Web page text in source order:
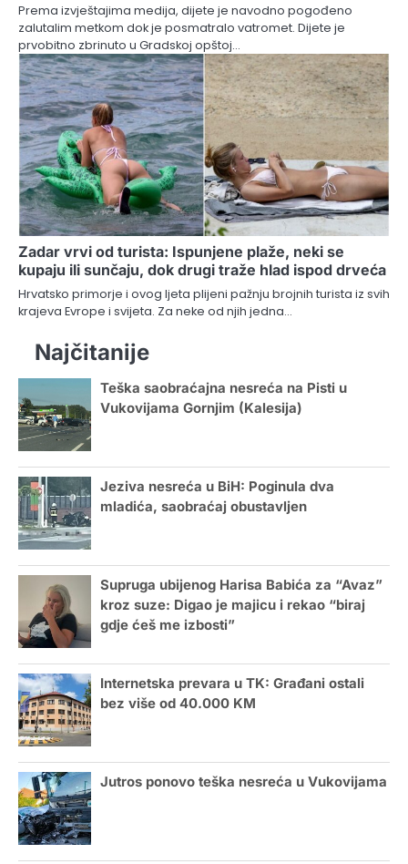
Prema izvještajima medija, dijete je navodno pogođeno
zalutalim metkom dok je posmatralo vatromet. Dijete je
prvobitno zbrinuto u Gradskoj opštoj…
Zadar vrvi od turista: Ispunjene plaže, neki se
kupaju ili sunčaju, dok drugi traže hlad ispod drveća
Hrvatsko primorje i ovog ljeta plijeni pažnju brojnih turista iz svih
krajeva Evrope i svijeta. Za neke od njih jedna…
Najčitanije
Teška saobraćajna nesreća na Pisti u
Vukovijama Gornjim (Kalesija)
Jeziva nesreća u BiH: Poginula dva
mladića, saobraćaj obustavljen
Supruga ubijenog Harisa Babića za “Avaz”
kroz suze: Digao je majicu i rekao “biraj
gdje ćeš me izbosti”
Internetska prevara u TK: Građani ostali
bez više od 40.000 KM
Jutros ponovo teška nesreća u Vukovijama